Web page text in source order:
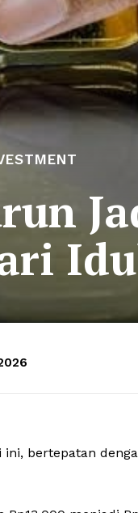
ini, bertepatan